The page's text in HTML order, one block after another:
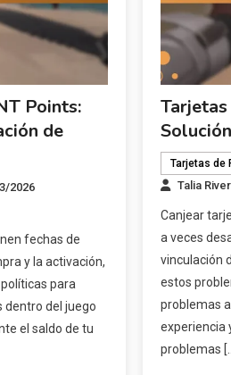
Points:
de
2026
fechas de
y la activación,
para
dentro del juego
el saldo de tu
Tarjetas de
Talia
Canjear
a veces
vinculación
estos
problemas
experiencia
problemas […]